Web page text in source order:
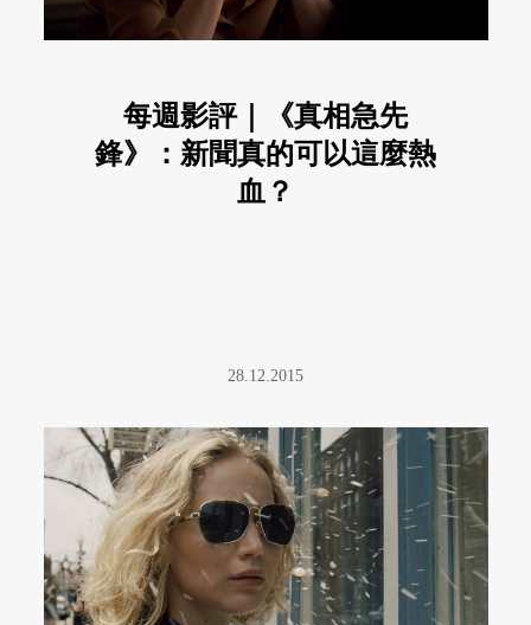
每週影評｜《真相急先
鋒》：新聞真的可以這麼熱
血？
28.12.2015